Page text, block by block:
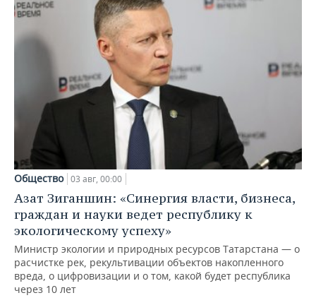
Общество 03 авг, 00:00
Азат Зиганшин: «Синергия власти, бизнеса,
граждан и науки ведет республику к
экологическому успеху»
Министр экологии и природных ресурсов Татарстана — о
расчистке рек, рекультивации объектов накопленного
вреда, о цифровизации и о том, какой будет республика
через 10 лет